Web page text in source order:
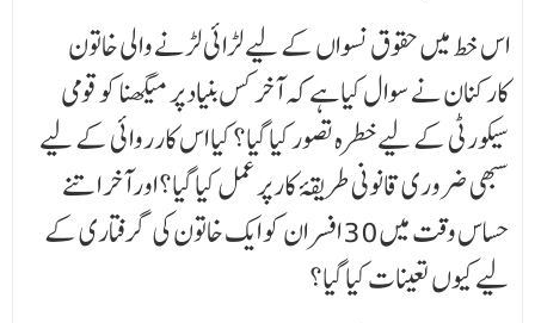
اس خط میں حقوق نسواں کے لیے لڑائی لڑنے والی خاتون
کارکنان نے سوال کیا ہے کہ آخر کس بنیاد پر میگھنا کو قومی
سیکورٹی کے لیے خطرہ تصور کیا گیا؟ کیا اس کارروائی کے لیے
سبھی ضروری قانونی طریقۂ کار پر عمل کیا گیا؟ اور آخر اتنے
حساس وقت میں 30 افسران کو ایک خاتون کی گرفتاری کے
لیے کیوں تعینات کیا گیا؟